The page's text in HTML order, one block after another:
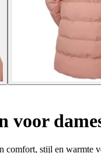
voor
comfort, stijl en warmte